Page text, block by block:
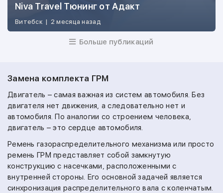
Niva Travel Тюнинг от Адакт
Витебск | 2 месяца назад
Больше публикаций
Замена комплекта ГРМ
Двигатель – самая важная из систем автомобиля. Без
двигателя нет движения, а следовательно нет и
автомобиля. По аналогии со строением человека,
двигатель – это сердце автомобиля.
Ремень газораспределительного механизма или просто
ремень ГРМ представляет собой замкнутую
конструкцию с насечками, расположенными с
внутренней стороны. Его основной задачей является
синхронизация распределительного вала с коленчатым.